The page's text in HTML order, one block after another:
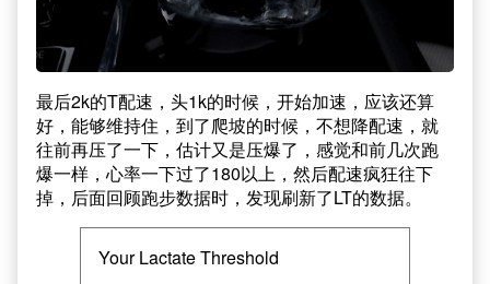
最后2k的T配速，头1k的时候，开始加速，应该还算
好，能够维持住，到了爬坡的时候，不想降配速，就
往前再压了一下，估计又是压爆了，感觉和前几次跑
爆一样，心率一下过了180以上，然后配速疯狂往下
掉，后面回顾跑步数据时，发现刷新了LT的数据。
Your Lactate Threshold